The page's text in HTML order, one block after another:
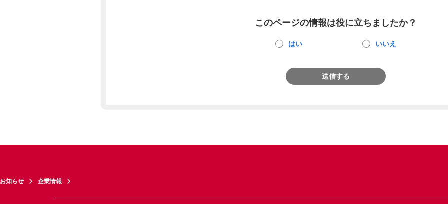
このページの情報は役に立ちましたか？
はい いいえ
送信する
お知らせ 企業情報